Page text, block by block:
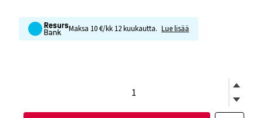
Maksa 10 €/kk 12 kuukautta. Lue lisää